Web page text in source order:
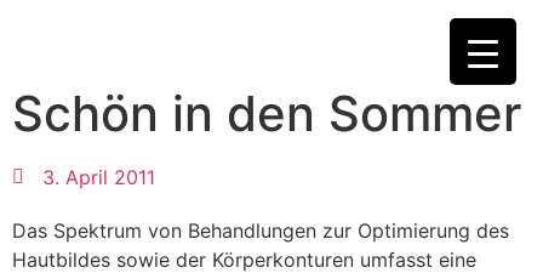
FÜR MEHR WOHLBEFINDEN
- Jetzt Ihren
persönlichen Beratungstermin vereinbaren!
Schön in den Sommer
3. April 2011
Das Spektrum von Behandlungen zur Optimierung des
Hautbildes sowie der Körperkonturen umfasst eine